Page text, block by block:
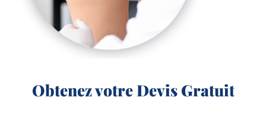
Obtenez votre Devis Gratuit